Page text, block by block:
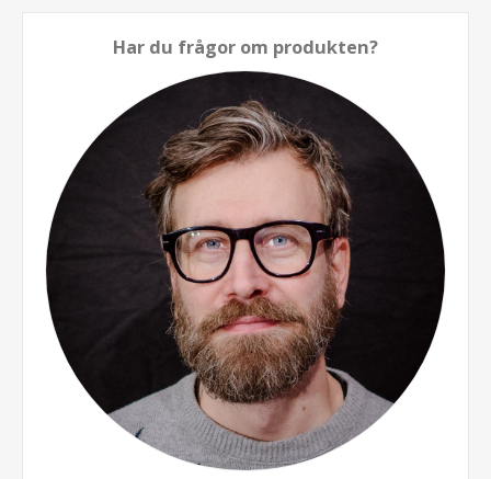
Har du frågor om produkten?